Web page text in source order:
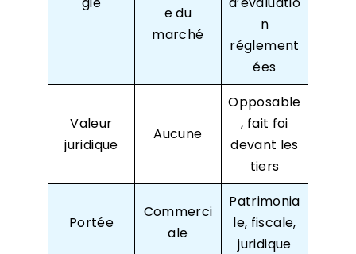
e du
marché
n
réglement
ées
Valeur
juridique
Aucune
Opposable
, fait foi
devant les
tiers
Portée
Commerci
ale
Patrimonia
le, fiscale,
juridique